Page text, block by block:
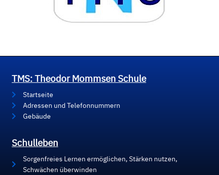
TMS: Theodor Mommsen Schule
Startseite
Adressen und Telefonnummern
Gebäude
Schulleben
Sorgenfreies Lernen ermöglichen, Stärken nutzen,
Schwächen überwinden